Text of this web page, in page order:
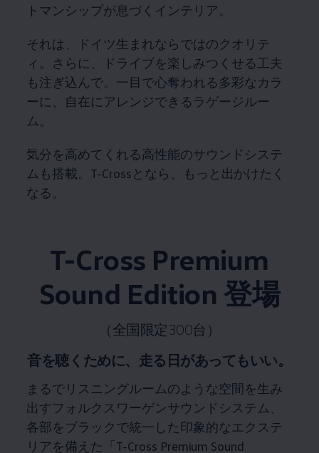
トマンシップが息づくインテリア。
それは、ドイツ生まれならではのクオリテ
ィ。さらに、ドライブを楽しみつくせる工夫
も注ぎ込んで。一目で心奪われる多彩なカラ
ーに、自在にアレンジできるラゲージルー
ム。
気分を高めてくれる高性能のサウンドシステ
ムも搭載。T-Crossとなら、もっと出かけたく
なる。
T-Cross Premium
Sound Edition 登場
（全国限定300台）
音を聴くために、走る日があってもいい。
まるでリスニングルームのような空間を生み
出すフォルクスワーゲンサウンドシステム、
各部をブラックで統一した印象的なエクステ
リアを備えた「T-Cross Premium Sound